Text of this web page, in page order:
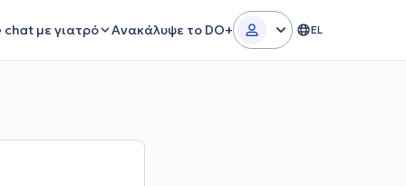
chat με γιατρό Ανακάλυψε το DO+ EL